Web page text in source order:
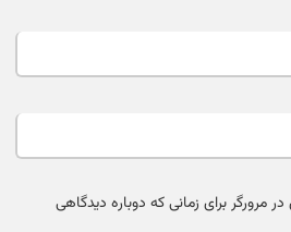
مرورگر برای زمانی که دوباره دیدگاهی